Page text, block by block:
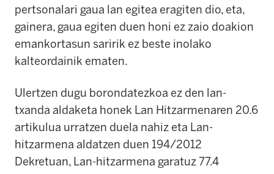
pertsonalari gaua lan egitea eragiten dio, eta,
gainera, gaua egiten duen honi ez zaio doakion
emankortasun saririk ez beste inolako
kalteordainik ematen.
Ulertzen dugu borondatezkoa ez den lan-
txanda aldaketa honek Lan Hitzarmenaren 20.6
artikulua urratzen duela nahiz eta Lan-
hitzarmena aldatzen duen 194/2012
Dekretuan, Lan-hitzarmena garatuz 77.4